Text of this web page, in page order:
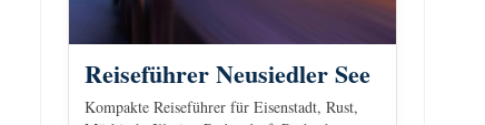
Reiseführer Neusiedler See
Kompakte Reiseführer für Eisenstadt, Rust,